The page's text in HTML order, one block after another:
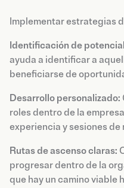
Implementar estrategias
Identificación de
ayuda a identificar a
beneficiarse de
Desarrollo personalizado:
roles dentro de la
experiencia y sesiones
Rutas de ascenso claras:
progresar dentro de la
que hay un camino viable